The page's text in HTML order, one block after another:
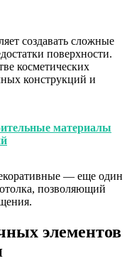
создавать сложные
поверхности.
косметических
конструкций и
материалы
— еще один
позволяющий
элементов